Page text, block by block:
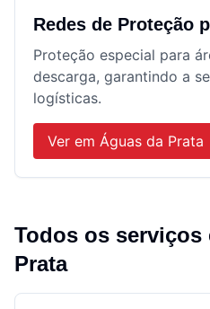
Redes de Proteção
Proteção especial para
descarga, garantindo a
logísticas.
Ver em Águas da Prata
Todos os serviços
Prata